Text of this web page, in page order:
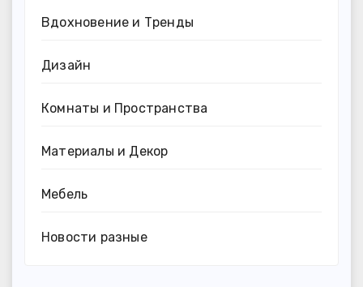
Вдохновение и Тренды
Дизайн
Комнаты и Пространства
Материалы и Декор
Мебель
Новости разные